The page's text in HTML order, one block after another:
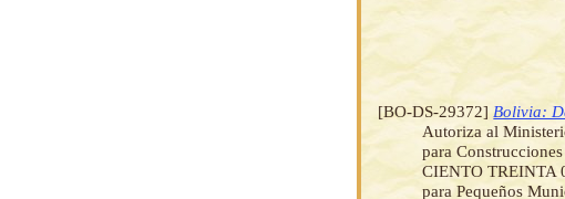
[BO-DS-29372] Bolivia:
Autoriza al
para
CIENTO TREINTA
para Pequeños